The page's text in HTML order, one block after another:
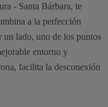
- Santa Bárbara, te
a la perfección
un lado, uno de los puntos
entorno y
facilita la desconexión